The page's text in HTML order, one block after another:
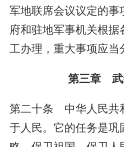
军地联席会议议定的
府和驻地军事机关根
工办理，重大事项应当
第三章 武
第二十条 中华人民共
于人民。它的任务是巩